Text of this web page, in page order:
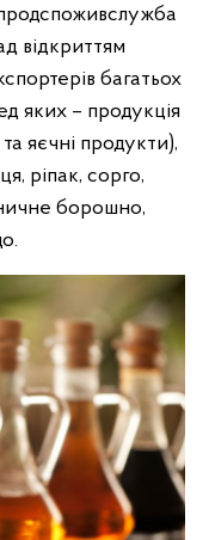
відкриттям
багатьох
яких – продукція
яєчні продукти),
ріпак, сорго,
борошно,